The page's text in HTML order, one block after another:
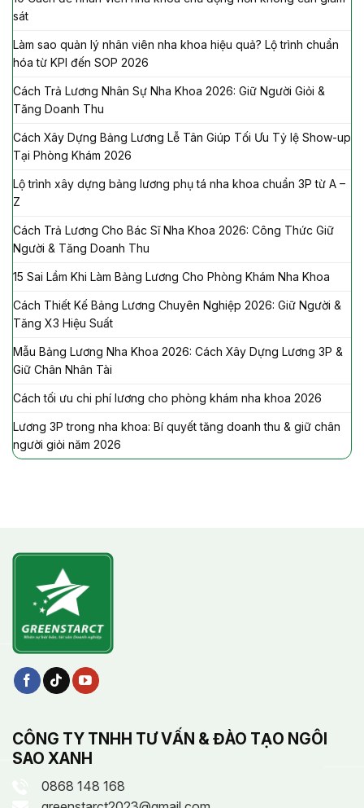
sát
Làm sao quản lý nhân viên nha khoa hiệu quả? Lộ trình chuẩn
hóa từ KPI đến SOP 2026
Cách Trả Lương Nhân Sự Nha Khoa 2026: Giữ Người Giỏi &
Tăng Doanh Thu
Cách Xây Dựng Bảng Lương Lễ Tân Giúp Tối Ưu Tỷ lệ Show-up
Tại Phòng Khám 2026
Lộ trình xây dựng bảng lương phụ tá nha khoa chuẩn 3P từ A –
Z
Cách Trả Lương Cho Bác Sĩ Nha Khoa 2026: Công Thức Giữ
Người & Tăng Doanh Thu
15 Sai Lầm Khi Làm Bảng Lương Cho Phòng Khám Nha Khoa
Cách Thiết Kế Bảng Lương Chuyên Nghiệp 2026: Giữ Người &
Tăng X3 Hiệu Suất
Mẫu Bảng Lương Nha Khoa 2026: Cách Xây Dựng Lương 3P &
Giữ Chân Nhân Tài
Cách tối ưu chi phí lương cho phòng khám nha khoa 2026
Lương 3P trong nha khoa: Bí quyết tăng doanh thu & giữ chân
người giỏi năm 2026
CÔNG TY TNHH TƯ VẤN & ĐÀO TẠO NGÔI
SAO XANH
0868 148 168